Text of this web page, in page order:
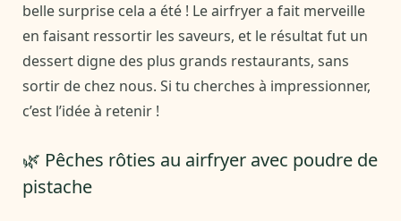
belle surprise cela a été ! Le airfryer a fait merveille
en faisant ressortir les saveurs, et le résultat fut un
dessert digne des plus grands restaurants, sans
sortir de chez nous. Si tu cherches à impressionner,
c’est l’idée à retenir !
🌿 Pêches rôties au airfryer avec poudre de
pistache